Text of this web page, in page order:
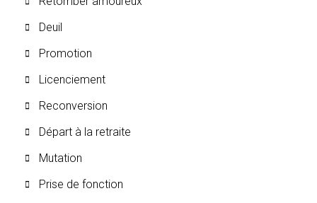
Deuil
Promotion
Licenciement
Reconversion
Départ à la retraite
Mutation
Prise de fonction